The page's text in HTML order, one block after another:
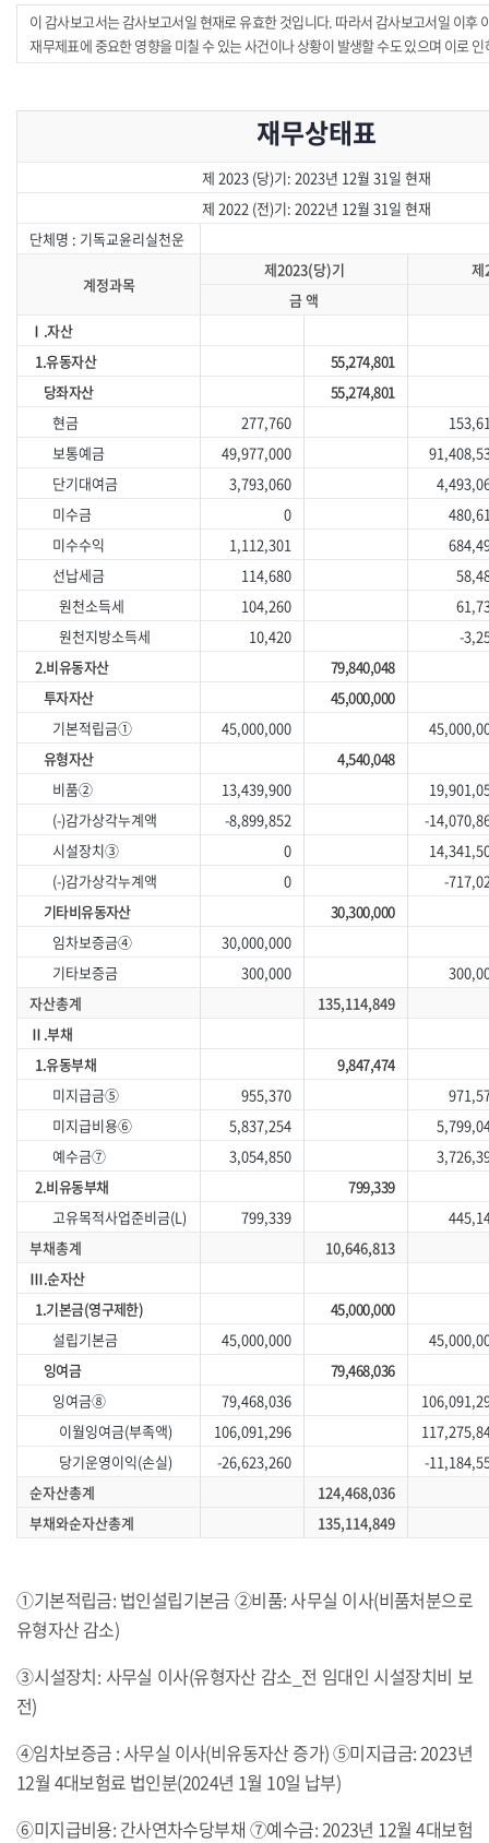
이 감사보고서는 감사보고서일 현재로 유효한 것입니다. 따라서 감사보고서일 이후
재무제표에 중요한 영향을 미칠 수 있는 사건이나 상황이 발생할 수도 있으며 이로
재무상태표
제 2023 (당)기: 2023년 12월 31일 현재
제 2022 (전)기: 2022년 12월 31일 현재
단체명 : 기독교윤리실천운
계정과목
제2023(당)기
제
금 액
Ⅰ.자산
1.유동자산
55,274,801
당좌자산
55,274,801
현금
277,760
보통예금
49,977,000
단기대여금
3,793,060
미수금
0
미수수익
1,112,301
선납세금
114,680
원천소득세
104,260
원천지방소득세
10,420
-
2.비유동자산
79,840,048
투자자산
45,000,000
기본적립금①
45,000,000
유형자산
4,540,048
비품②
13,439,900
(-)감가상각누계액
-8,899,852
-
시설장치③
0
(-)감가상각누계액
0
-
기타비유동자산
30,300,000
임차보증금④
30,000,000
기타보증금
300,000
자산총계
135,114,849
Ⅱ.부채
1.유동부채
9,847,474
미지급금⑤
955,370
미지급비용⑥
5,837,254
예수금⑦
3,054,850
2.비유동부채
799,339
고유목적사업준비금(L)
799,339
부채총계
10,646,813
Ⅲ.순자산
1.기본금(영구제한)
45,000,000
설립기본금
45,000,000
잉여금
79,468,036
잉여금⑧
79,468,036
이월잉여금(부족액)
106,091,296
당기운영이익(손실)
-26,623,260
-
순자산총계
124,468,036
부채와순자산총계
135,114,849
①기본적립금: 법인설립기본금 ②비품: 사무실 이사(비품처분으로
유형자산 감소)
③시설장치: 사무실 이사(유형자산 감소_전 임대인 시설장치비 보
전)
④임차보증금 : 사무실 이사(비유동자산 증가) ⑤미지급금: 2023년
12월 4대보험료 법인분(2024년 1월 10일 납부)
⑥미지급비용: 간사연차수당부채 ⑦예수금: 2023년 12월 4대보험